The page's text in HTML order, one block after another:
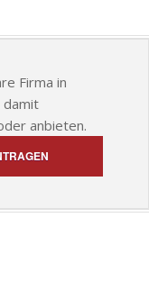
Firma in
damit
anbieten.